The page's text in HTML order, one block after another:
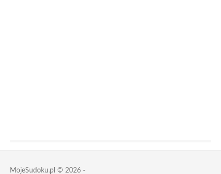
MojeSudoku.pl © 2026 -